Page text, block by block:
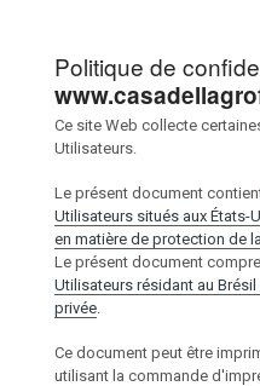
Politique de
Ce site Web collecte
Utilisateurs.
Le présent document
Utilisateurs situés aux États-
en matière de protection de
Le présent document
Utilisateurs résidant au
privée.
Ce document peut être
utilisant la commande